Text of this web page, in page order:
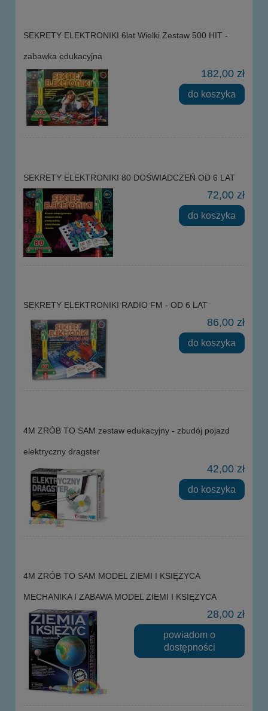
SEKRETY ELEKTRONIKI 6lat Wielki Zestaw 500 HIT -
zabawka edukacyjna
182,00 zł
do koszyka
SEKRETY ELEKTRONIKI 80 DOŚWIADCZEŃ OD 6 LAT
72,00 zł
do koszyka
SEKRETY ELEKTRONIKI RADIO FM - OD 6 LAT
86,00 zł
do koszyka
4M ZRÓB TO SAM zestaw edukacyjny - zbudój pojazd
elektryczny dragster
42,00 zł
do koszyka
4M ZRÓB TO SAM MODEL ZIEMI I KSIĘŻYCA
MECHANIKA I ZABAWA MODEL ZIEMI I KSIĘŻYCA
28,00 zł
powiadom o
dostępności